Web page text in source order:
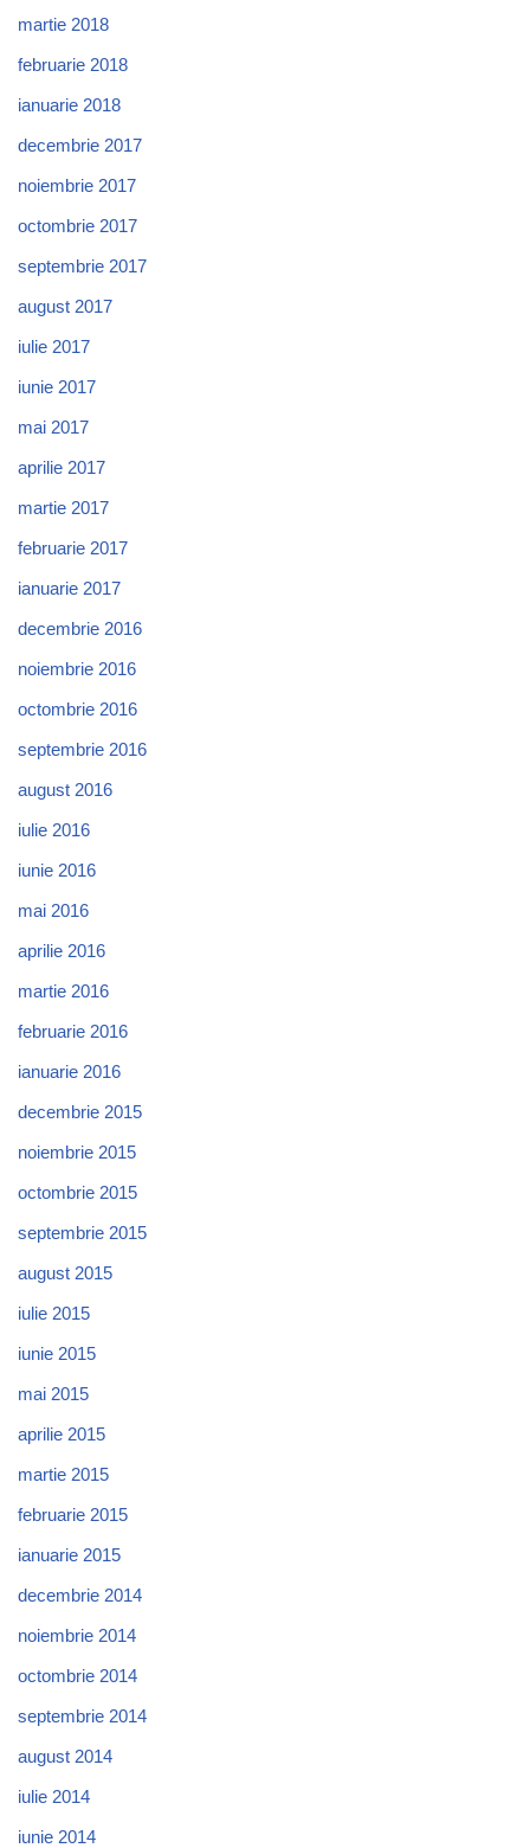
martie 2018
februarie 2018
ianuarie 2018
decembrie 2017
noiembrie 2017
octombrie 2017
septembrie 2017
august 2017
iulie 2017
iunie 2017
mai 2017
aprilie 2017
martie 2017
februarie 2017
ianuarie 2017
decembrie 2016
noiembrie 2016
octombrie 2016
septembrie 2016
august 2016
iulie 2016
iunie 2016
mai 2016
aprilie 2016
martie 2016
februarie 2016
ianuarie 2016
decembrie 2015
noiembrie 2015
octombrie 2015
septembrie 2015
august 2015
iulie 2015
iunie 2015
mai 2015
aprilie 2015
martie 2015
februarie 2015
ianuarie 2015
decembrie 2014
noiembrie 2014
octombrie 2014
septembrie 2014
august 2014
iulie 2014
iunie 2014